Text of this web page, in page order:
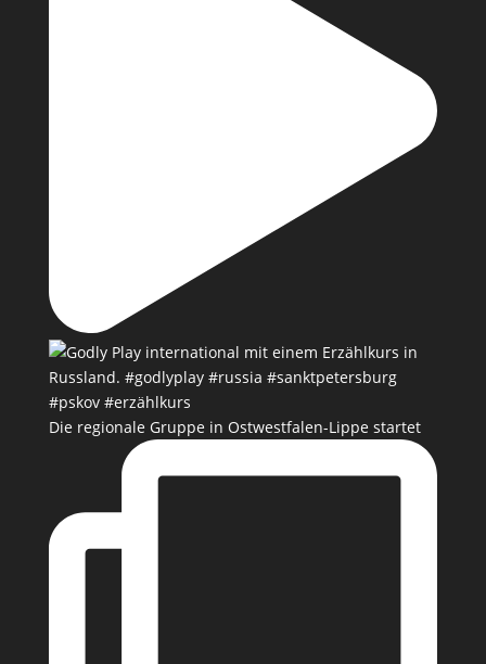
Die regionale Gruppe in Ostwestfalen-Lippe startet